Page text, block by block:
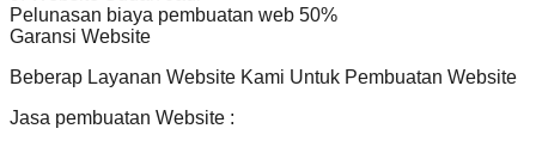
Pelunasan biaya pembuatan web 50%
Garansi Website
Beberap Layanan Website Kami Untuk Pembuatan Website
Jasa pembuatan Website :